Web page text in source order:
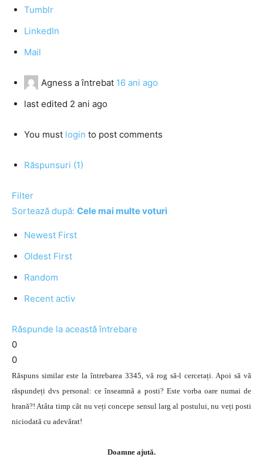
Tumblr
LinkedIn
Mail
Agness a întrebat 16 ani ago
last edited 2 ani ago
You must login to post comments
Răspunsuri (1)
Filter
Sortează după: Cele mai multe voturi
Newest First
Oldest First
Random
Recent activ
Răspunde la această întrebare
0
0
Răspuns similar este la întrebarea 3345, vă rog să-l cercetați. Apoi să vă
răspundeți dvs personal: ce înseamnă a posti? Este vorba oare numai de
hrană?! Atâta timp cât nu veți concepe sensul larg al postului, nu veți posti
niciodată cu adevărat!
Doamne ajută.